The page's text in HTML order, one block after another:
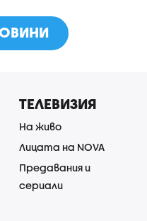
ТЕЛЕВИЗИЯ
На живо
Лицата на NOVA
Предавания и
сериали